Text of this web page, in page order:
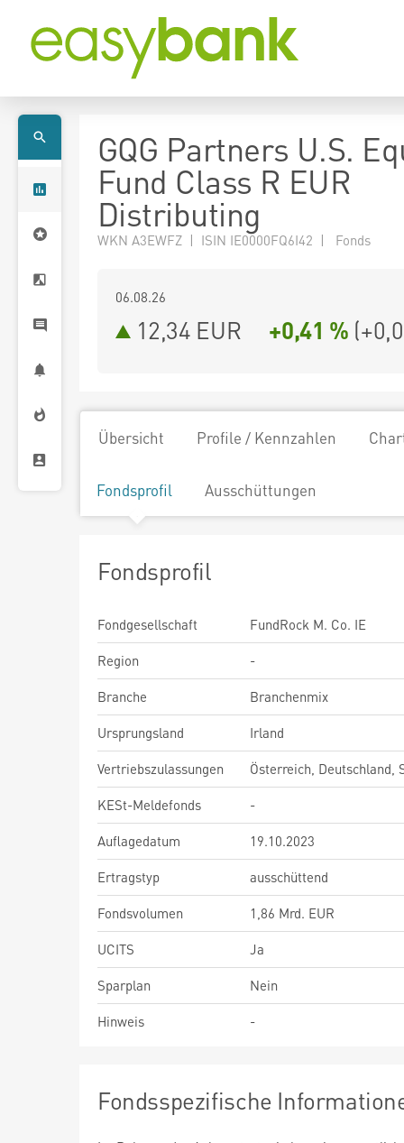
GQG Partners U.S.
Fund Class R EUR
Distributing
WKN A3EWFZ | ISIN IE0000FQ6I42 | Fonds
06.08.26
12,34 EUR +0,41 % (
Übersicht Profile / Kennzahlen
Fondsprofil Ausschüttungen
Fondsprofil
Fondgesellschaft
FundRock M. Co. IE
Region
-
Branche
Branchenmix
Ursprungsland
Irland
Vertriebszulassungen
Österreich, Deutschland,
KESt-Meldefonds
-
Auflagedatum
19.10.2023
Ertragstyp
ausschüttend
Fondsvolumen
1,86 Mrd. EUR
UCITS
Ja
Sparplan
Nein
Hinweis
-
Fondsspezifische